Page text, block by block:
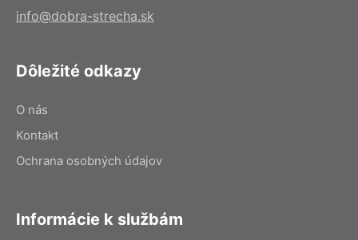
info@dobra-strecha.sk
Dôležité odkazy
O nás
Kontakt
Ochrana osobných údajov
Informácie k službám